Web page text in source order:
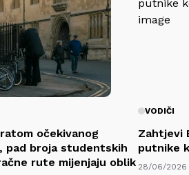
očekivanog
pad broja studentskih
rute mijenjaju oblik
VODIČI
Zahtjevi
putnike
28/06/2026